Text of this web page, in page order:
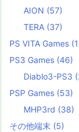
AION (57)
TERA (37)
PS VITA Games
PS3 Games (46)
Diablo3-PS3
PSP Games (53)
MHP3rd (38)
その他端末 (5)